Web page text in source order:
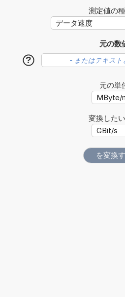
測定値の
元の数
?
元の単
変換した